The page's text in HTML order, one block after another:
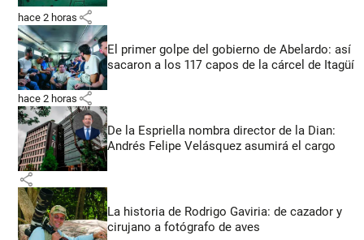
hace 2 horas share
El primer golpe del gobierno de Abelardo: así
sacaron a los 117 capos de la cárcel de Itagüí
hace 2 horas share
De la Espriella nombra director de la Dian:
Andrés Felipe Velásquez asumirá el cargo
share
La historia de Rodrigo Gaviria: de cazador y
cirujano a fotógrafo de aves